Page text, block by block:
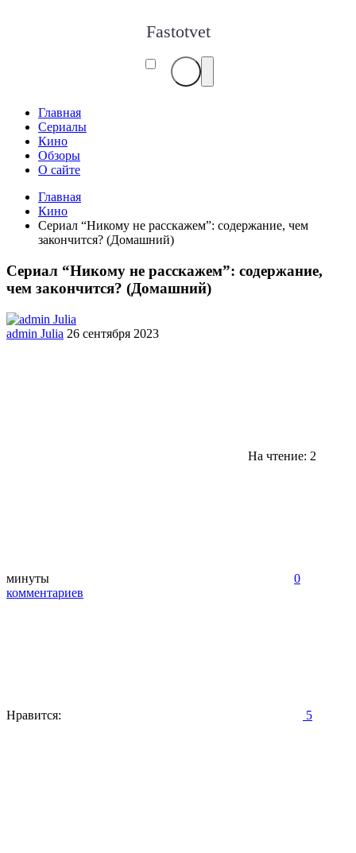
Fastotvet
Главная
Сериалы
Кино
Обзоры
О сайте
Главная
Кино
Сериал “Никому не расскажем”: содержание, чем
закончится? (Домашний)
Сериал “Никому не расскажем”: содержание,
чем закончится? (Домашний)
admin Julia 26 сентября 2023
На чтение: 2
минуты
0
комментариев
Нравится: 5